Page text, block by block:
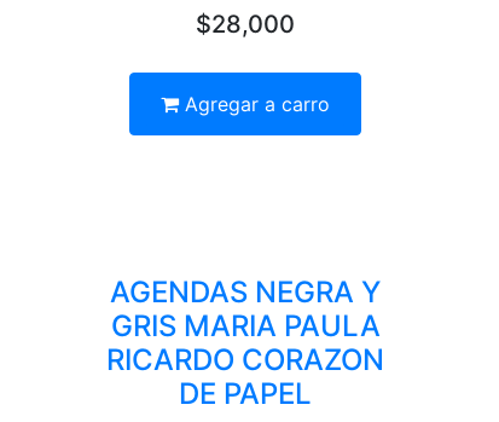
$28,000
Agregar a carro
AGENDAS NEGRA Y
GRIS MARIA PAULA
RICARDO CORAZON
DE PAPEL